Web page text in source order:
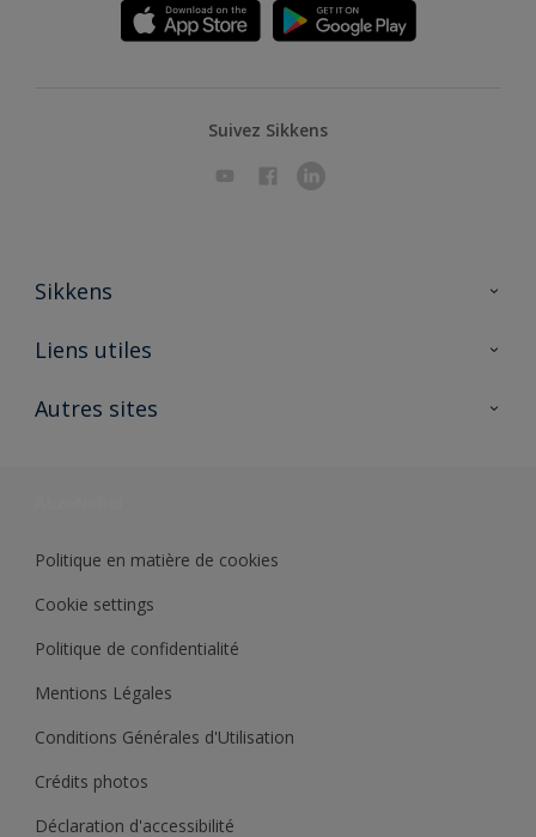
Suivez Sikkens
Sikkens
A propos de Sikkens
Liens utiles
Ouvrir un magasin PASS
Autres sites
Politique en matière de cookies
Cookie settings
Politique de confidentialité
Mentions Légales
Conditions Générales d'Utilisation
Crédits photos
Déclaration d'accessibilité